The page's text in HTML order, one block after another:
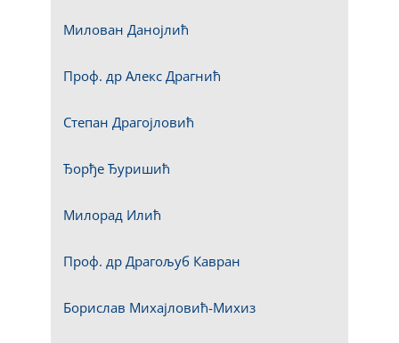
Милован Данојлић
Проф. др Алекс Драгнић
Степан Драгојловић
Ђорђе Ђуришић
Милорад Илић
Проф. др Драгољуб Кавран
Борислав Михајловић-Михиз